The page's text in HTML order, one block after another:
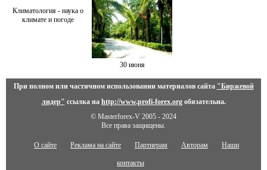
Климатология - наука о
климате и погоде
30 июня
При полном или частичном использовании материалов сайта "Биржевой
лидер" ссылка на http://www.profi-forex.orgобязательна.
© Masterforex-V 2005 - 2024
Все права защищены.
О сайте Реклама на сайте Партнерам Авторам Наши
контакты